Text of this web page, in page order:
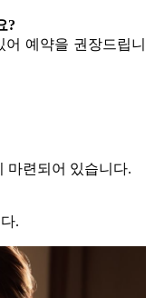
?
예약을 권장드립니
마련되어 있습니다.
.